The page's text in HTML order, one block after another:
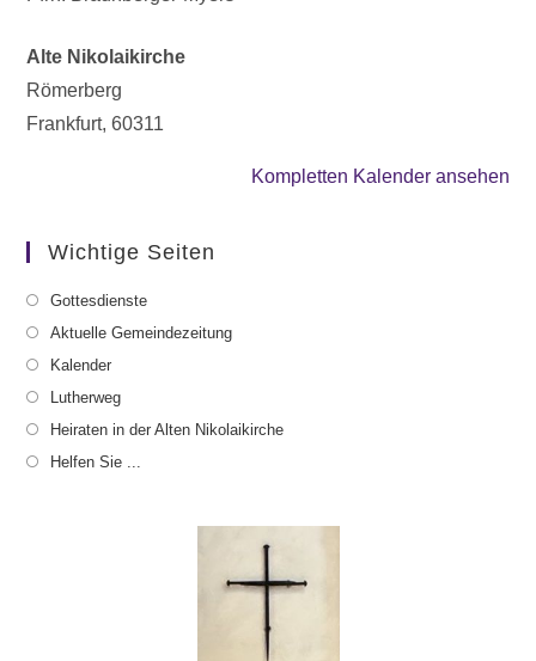
Alte Nikolaikirche
Römerberg
Frankfurt,60311
Kompletten Kalender ansehen
Wichtige Seiten
Gottesdienste
Aktuelle Gemeindezeitung
Kalender
Lutherweg
Heiraten in der Alten Nikolaikirche
Helfen Sie ...